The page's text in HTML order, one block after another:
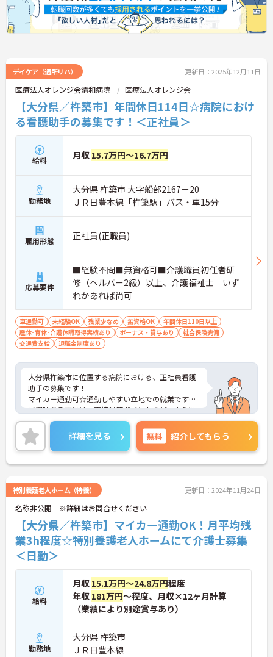
デイケア（通所リハ） 更新日：2025年12月11日
医療法人オレンジ会清和病院 医療法人オレンジ会
【大分県／杵築市】年間休日114日☆病院におけ
る看護助手の募集です！＜正社員＞
給料 月収 15.7万円～16.7万円
勤務地
大分県 杵築市 大字船部2167－20
ＪＲ日豊本線「杵築駅」バス・車15分
雇用形態 正社員(正職員)
応募要件
■経験不問■無資格可■介護職員初任者研
修（ヘルパー2級）以上、介護福祉士 いず
れかあれば尚可
車通勤可 未経験OK 残業少なめ 無資格OK
年間休日110日以上
産休･育休･介護休暇取得実績あり
ボーナス・賞与あり
社会保険完備
交通費支給
退職金制度あり
大分県杵築市に位置する病院における、正社員看護
助手の募集です！
マイカー通勤可☆通勤しやすい立地での就業です！
ご興味ある方には、面接対策ポイントなど、さらに
詳細をお話しいたしますのでお気軽にご相談くださ
い。
詳細を見る 無料 紹介してもらう
特別養護老人ホーム（特養） 更新日：2024年11月24日
名称非公開 ※詳細はお問合せください
【大分県／杵築市】マイカー通勤OK！月平均残
業3h程度☆特別養護老人ホームにて介護士募集
＜日勤＞
給料
月収 15.1万円～24.8万円程度
年収 181万円～程度、月収×12ヶ月計算
（業績により別途賞与あり）
勤務地
大分県 杵築市
ＪＲ日豊本線